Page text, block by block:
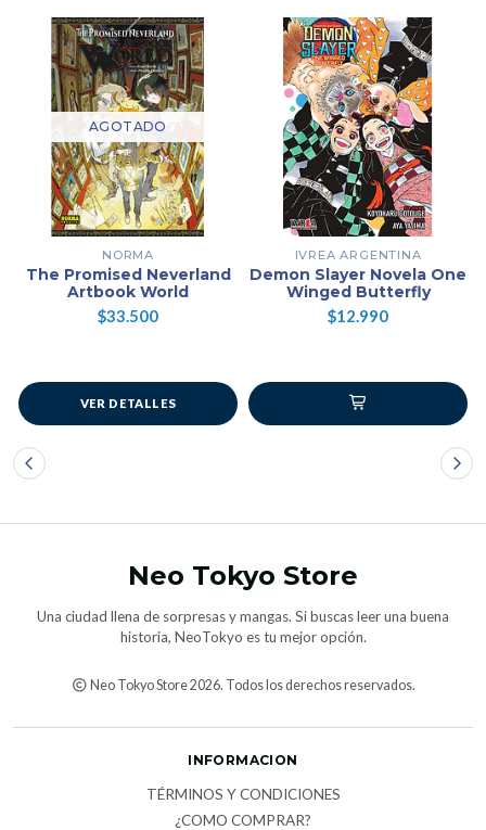
AGOTADO
NORMA
The Promised Neverland
Artbook World
$33.500
VER DETALLES
IVREA ARGENTINA
Demon Slayer Novela One
Winged Butterfly
$12.990
Neo Tokyo Store
Una ciudad llena de sorpresas y mangas. Si buscas leer una buena
historia, NeoTokyo es tu mejor opción.
Neo Tokyo Store 2026. Todos los derechos reservados.
INFORMACION
TÉRMINOS Y CONDICIONES
¿COMO COMPRAR?